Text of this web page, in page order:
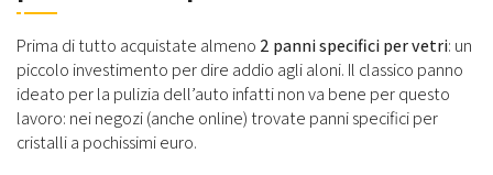
Prima di tutto acquistate almeno 2 panni specifici per vetri: un
piccolo investimento per dire addio agli aloni. Il classico panno
ideato per la pulizia dell’auto infatti non va bene per questo
lavoro: nei negozi (anche online) trovate panni specifici per
cristalli a pochissimi euro.